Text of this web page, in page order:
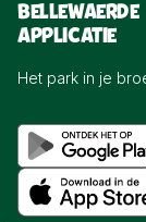
BELLEWAERDE
APPLICATIE
Het park in je